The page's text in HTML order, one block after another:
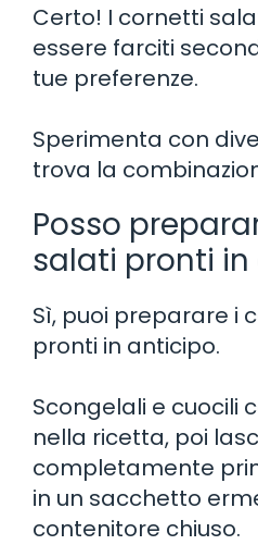
Certo! I cornetti
essere farciti
tue preferenze.
Sperimenta con
trova la
Posso
salati pronti
Sì, puoi preparare i
pronti in anticipo.
Scongelali e cuocili
nella ricetta, poi
completamente
in un sacchetto
contenitore chiuso.